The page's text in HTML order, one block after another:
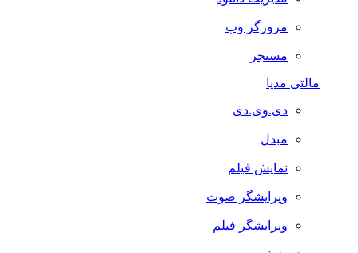
مرورگر وب
مسنجر
مالتی مدیا
دی.وی.دی
مبدل
نمایش فیلم
ویرایشگر صوت
ویرایشگر فیلم